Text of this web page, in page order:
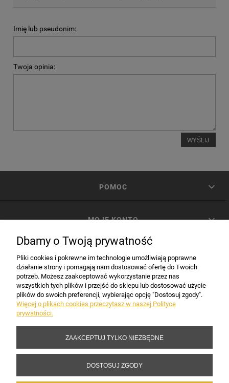
Imię lub pseudonim:
Twoja opinia:
WYŚLIJ
POMOC
MOJE KONTO
INFORMACJE
Copyright 2017-2026 Sakramento.pl
Dbamy o Twoją prywatność
Pliki cookies i pokrewne im technologie umożliwiają poprawne
działanie strony i pomagają nam dostosować ofertę do Twoich
potrzeb. Możesz zaakceptować wykorzystanie przez nas
wszystkich tych plików i przejść do sklepu lub dostosować użycie
plików do swoich preferencji, wybierając opcję "Dostosuj zgody".
Więcej o plikach cookies przeczytasz w naszej Polityce
prywatności.
ZAAKCEPTUJ TYLKO NIEZBĘDNE
DOSTOSUJ ZGODY